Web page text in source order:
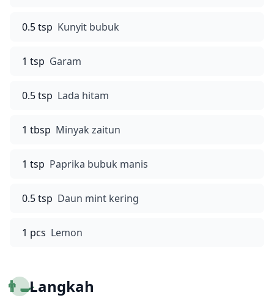
0.5 tsp Kunyit bubuk
1 tsp Garam
0.5 tsp Lada hitam
1 tbsp Minyak zaitun
1 tsp Paprika bubuk manis
0.5 tsp Daun mint kering
1 pcs Lemon
👨‍🍳Langkah